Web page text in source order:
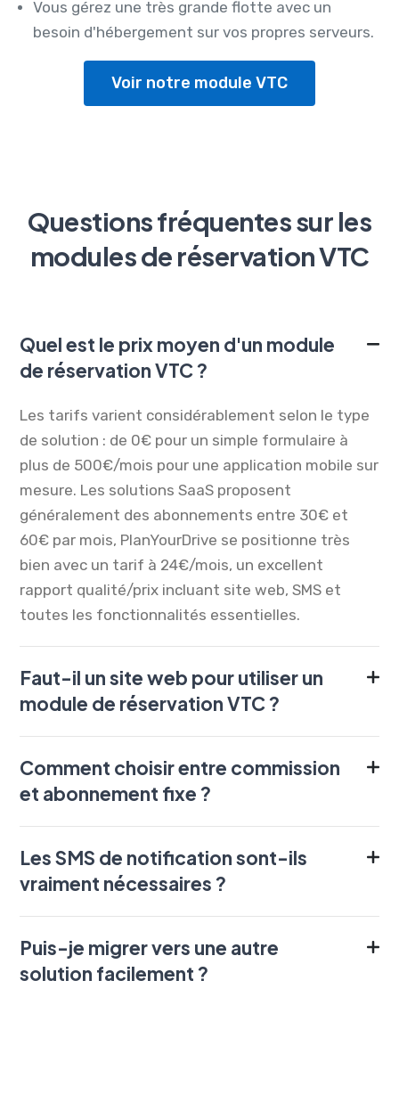
Vous gérez une très grande flotte avec un
besoin d'hébergement sur vos propres serveurs.
Voir notre module VTC
Questions fréquentes sur les
modules de réservation VTC
Quel est le prix moyen d'un module
de réservation VTC ?
Les tarifs varient considérablement selon le type
de solution : de 0€ pour un simple formulaire à
plus de 500€/mois pour une application mobile sur
mesure. Les solutions SaaS proposent
généralement des abonnements entre 30€ et
60€ par mois, PlanYourDrive se positionne très
bien avec un tarif à 24€/mois, un excellent
rapport qualité/prix incluant site web, SMS et
toutes les fonctionnalités essentielles.
Faut-il un site web pour utiliser un
module de réservation VTC ?
Comment choisir entre commission
et abonnement fixe ?
Les SMS de notification sont-ils
vraiment nécessaires ?
Puis-je migrer vers une autre
solution facilement ?